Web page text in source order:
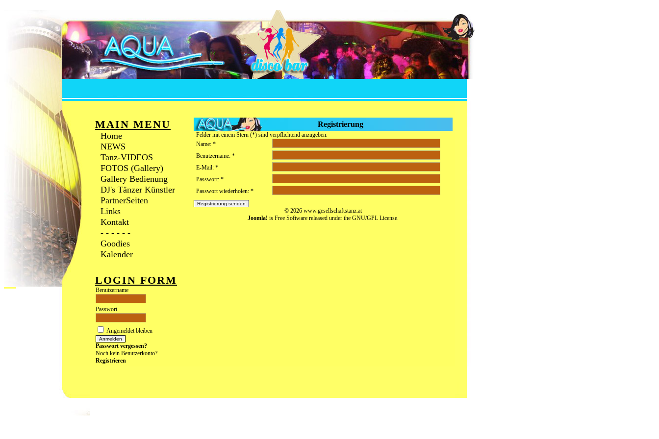
MAIN MENU
Home
NEWS
Tanz-VIDEOS
FOTOS (Gallery)
Gallery Bedienung
DJ's Tänzer Künstler
PartnerSeiten
Links
Kontakt
- - - - - -
Goodies
Kalender
LOGIN FORM
Benutzername
Passwort
Angemeldet bleiben
Passwort vergessen?
Noch kein Benutzerkonto?
Registrieren
Registrierung
Felder mit einem Stern (*) sind verpflichtend anzugeben.
Name: *
Benutzername: *
E-Mail: *
Passwort: *
Passwort wiederholen: *
© 2026 www.gesellschaftstanz.at
Joomla! is Free Software released under the GNU/GPL License.